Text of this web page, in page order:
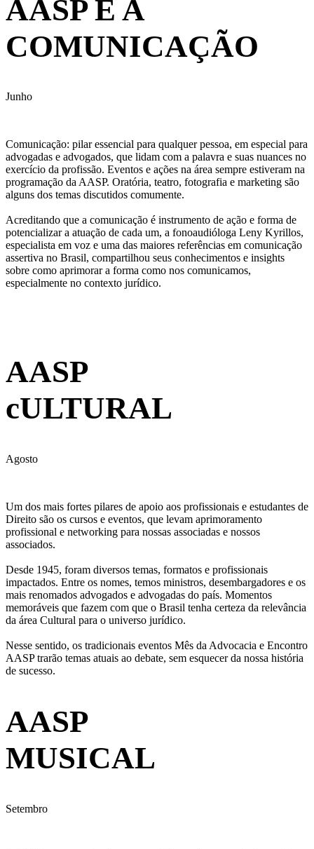
AASP E A
COMUNICAÇÃO
Junho
Comunicação: pilar essencial para qualquer pessoa, em especial para
advogadas e advogados, que lidam com a palavra e suas nuances no
exercício da profissão. Eventos e ações na área sempre estiveram na
programação da AASP. Oratória, teatro, fotografia e marketing são
alguns dos temas discutidos comumente.
Acreditando que a comunicação é instrumento de ação e forma de
potencializar a atuação de cada um, a fonoaudióloga Leny Kyrillos,
especialista em voz e uma das maiores referências em comunicação
assertiva no Brasil, compartilhou seus conhecimentos e insights
sobre como aprimorar a forma como nos comunicamos,
especialmente no contexto jurídico.
AASP
cULTURAL
Agosto
Um dos mais fortes pilares de apoio aos profissionais e estudantes de
Direito são os cursos e eventos, que levam aprimoramento
profissional e networking para nossas associadas e nossos
associados.
Desde 1945, foram diversos temas, formatos e profissionais
impactados. Entre os nomes, temos ministros, desembargadores e os
mais renomados advogados e advogadas do país. Momentos
memoráveis que fazem com que o Brasil tenha certeza da relevância
da área Cultural para o universo jurídico.
Nesse sentido, os tradicionais eventos Mês da Advocacia e Encontro
AASP trarão temas atuais ao debate, sem esquecer da nossa história
de sucesso.
AASP
MUSICAL
Setembro